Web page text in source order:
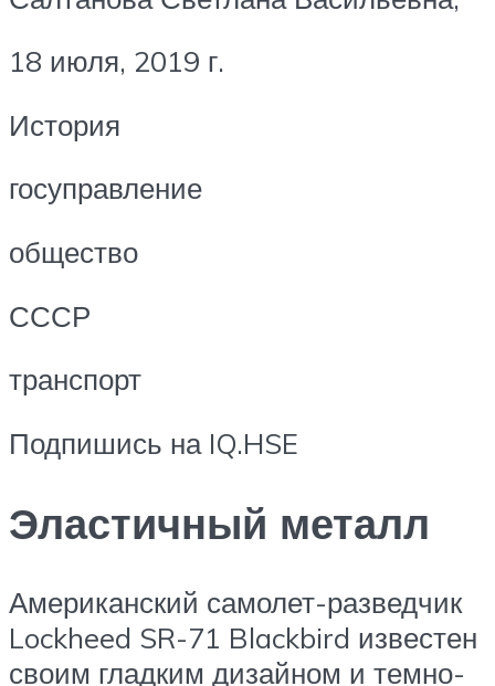
18 июля, 2019 г.
История
госуправление
общество
СССР
транспорт
Подпишись на IQ.HSE
Эластичный металл
Американский самолет-разведчик
Lockheed SR-71 Blackbird известен
своим гладким дизайном и темно-